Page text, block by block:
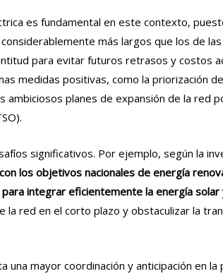
es fundamental en este contexto,
más largos que los de
para evitar futuros retrasos y costos
medidas positivas, como la priorización
ambiciosos planes de expansión de la red
significativos. Por ejemplo, según la
los objetivos nacionales de energía
integrar eficientemente la energía solar
la red en el corto plazo y obstaculizar la
una mayor coordinación y anticipación en la